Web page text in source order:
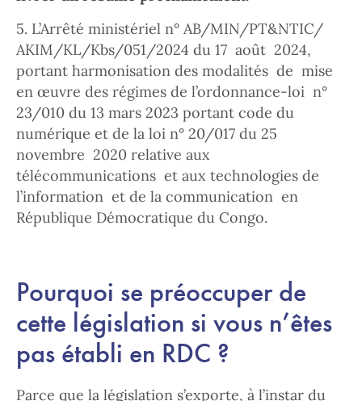
5. L’Arrêté ministériel n° AB/MIN/PT&NTIC/
AKIM/KL/Kbs/051/2024 du 17 août 2024,
portant harmonisation des modalités de mise
en œuvre des régimes de l’ordonnance-loi n°
23/010 du 13 mars 2023 portant code du
numérique et de la loi n° 20/017 du 25
novembre 2020 relative aux
télécommunications et aux technologies de
l’information et de la communication en
République Démocratique du Congo.
Pourquoi se préoccuper de
cette législation si vous n’êtes
pas établi en RDC ?
Parce que la législation s’exporte, à l’instar du